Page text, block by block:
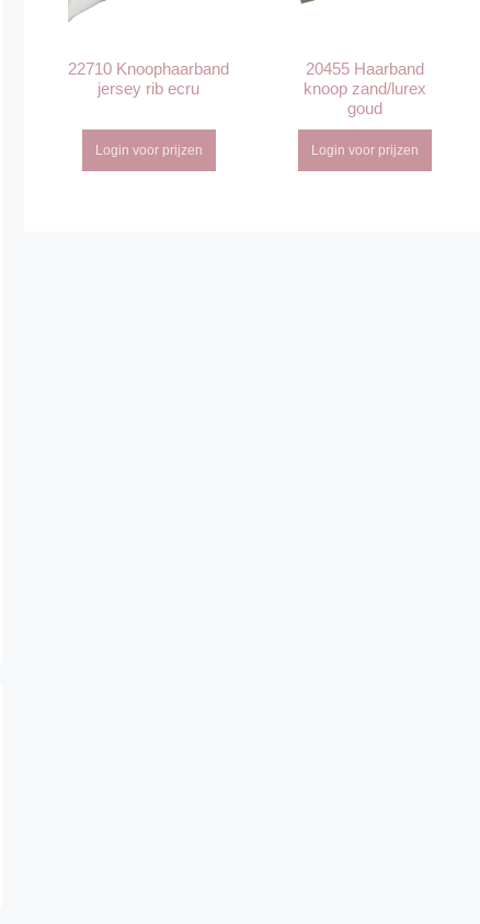
22710 Knoophaarband
jersey rib ecru
Login voor prijzen
20455 Haarband
knoop zand/lurex
goud
Login voor prijzen